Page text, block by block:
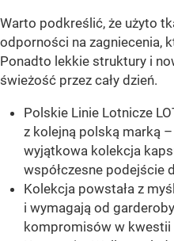
Warto podkreślić, że użyto
odporności na zagniecenia,
Ponadto lekkie struktury i
świeżość przez cały dzień.
Polskie Linie Lotnicze
z kolejną polską marką
wyjątkowa kolekcja
współczesne podejście
Kolekcja powstała z
i wymagają od
kompromisów w kwestii